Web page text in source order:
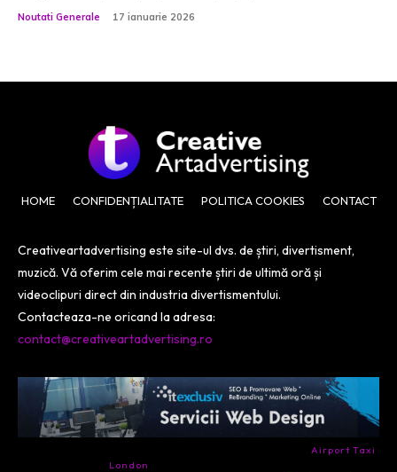
Noutati Generale 17 ianuarie 2026
HOME CONFIDENȚIALITATE POLITICA COOKIES CONTACT
Creativeartadvertising este site-ul dvs. de știri, divertisment,
muzică. Vă oferim cele mai recente știri de ultimă oră și
videoclipuri direct din industria divertismentului.
Contacteaza-ne oricand la adresa:
contact@creativeartadvertising.ro
Airport Taxi
London